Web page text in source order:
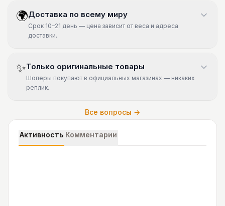
🌍Доставка по всему миру
Срок 10–21 день — цена зависит от веса и адреса
доставки.
✨Только оригинальные товары
Шоперы покупают в официальных магазинах — никаких
реплик.
Все вопросы →
Активность Комментарии